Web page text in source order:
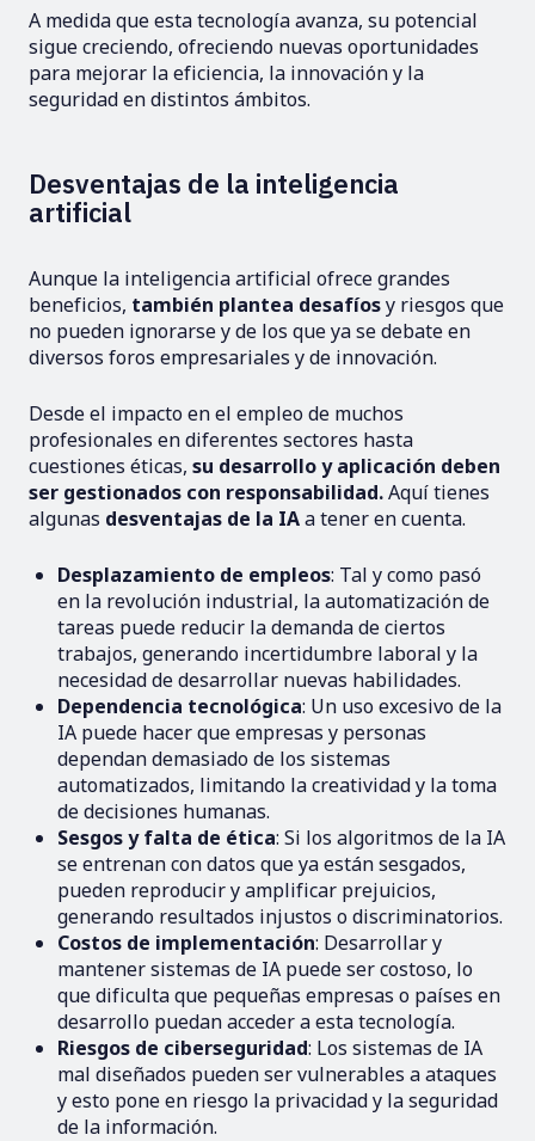
A medida que esta tecnología avanza, su potencial
sigue creciendo, ofreciendo nuevas oportunidades
para mejorar la eficiencia, la innovación y la
seguridad en distintos ámbitos.
Desventajas de la inteligencia
artificial
Aunque la inteligencia artificial ofrece grandes
beneficios, también plantea desafíosy riesgos que
no pueden ignorarse y de los que ya se debate en
diversos foros empresariales y de innovación.
Desde el impacto en el empleo de muchos
profesionales en diferentes sectores hasta
cuestiones éticas, su desarrollo y aplicación deben
ser gestionados con responsabilidad.Aquí tienes
algunas desventajas de la IAa tener en cuenta.
Desplazamiento de empleos: Tal y como pasó
en la revolución industrial, la automatización de
tareas puede reducir la demanda de ciertos
trabajos, generando incertidumbre laboral y la
necesidad de desarrollar nuevas habilidades.
Dependencia tecnológica: Un uso excesivo de la
IA puede hacer que empresas y personas
dependan demasiado de los sistemas
automatizados, limitando la creatividad y la toma
de decisiones humanas.
Sesgos y falta de ética: Si los algoritmos de la IA
se entrenan con datos que ya están sesgados,
pueden reproducir y amplificar prejuicios,
generando resultados injustos o discriminatorios.
Costos de implementación: Desarrollar y
mantener sistemas de IA puede ser costoso, lo
que dificulta que pequeñas empresas o países en
desarrollo puedan acceder a esta tecnología.
Riesgos de ciberseguridad: Los sistemas de IA
mal diseñados pueden ser vulnerables a ataques
y esto pone en riesgo la privacidad y la seguridad
de la información.